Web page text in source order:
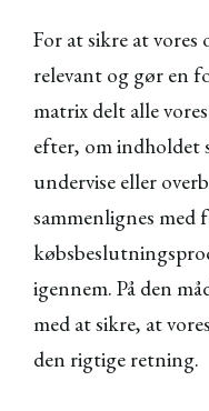
For at sikre at
relevant og gør en
matrix delt alle
efter, om indholdet
undervise eller
sammenlignes med
igennem. På den
med at sikre, at
den rigtige retning.